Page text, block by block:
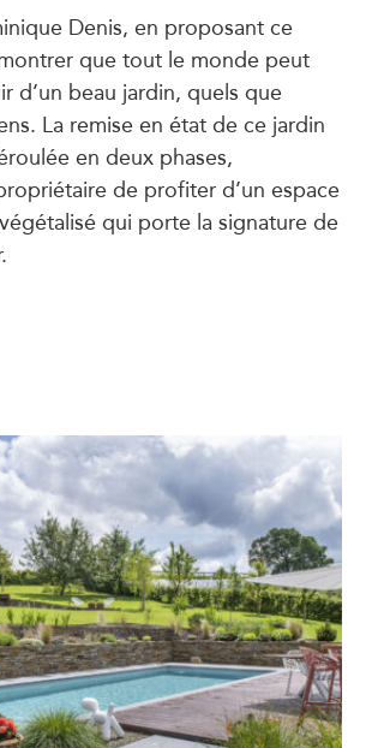
Denis, en proposant ce
que tout le monde peut
d’un beau jardin, quels que
La remise en état de ce jardin
en deux phases,
de profiter d’un espace
qui porte la signature de